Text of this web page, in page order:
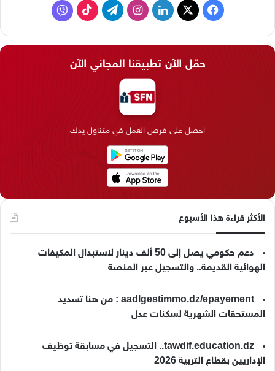
ف
د
ن
ق
ر
ا
م
ت
ف
حمّل الآن تطبيقنا المجاني الآن
احصل على فرص العمل في متناول يدك
الأكثر قراءة هذا الأسبوع
دعم حكومي يصل إلى 50 ألف دينار لاستبدال المكيفات
الهوائية القديمة.. والتسجيل عبر المنصة
aadlgestimmo.dz/epayement : من هنا تسديد
المستحقات الشهرية لسكنات عدل
tawdif.education.dz.. التسجيل في مسابقة توظيف
الإداريين بقطاع التربية 2026